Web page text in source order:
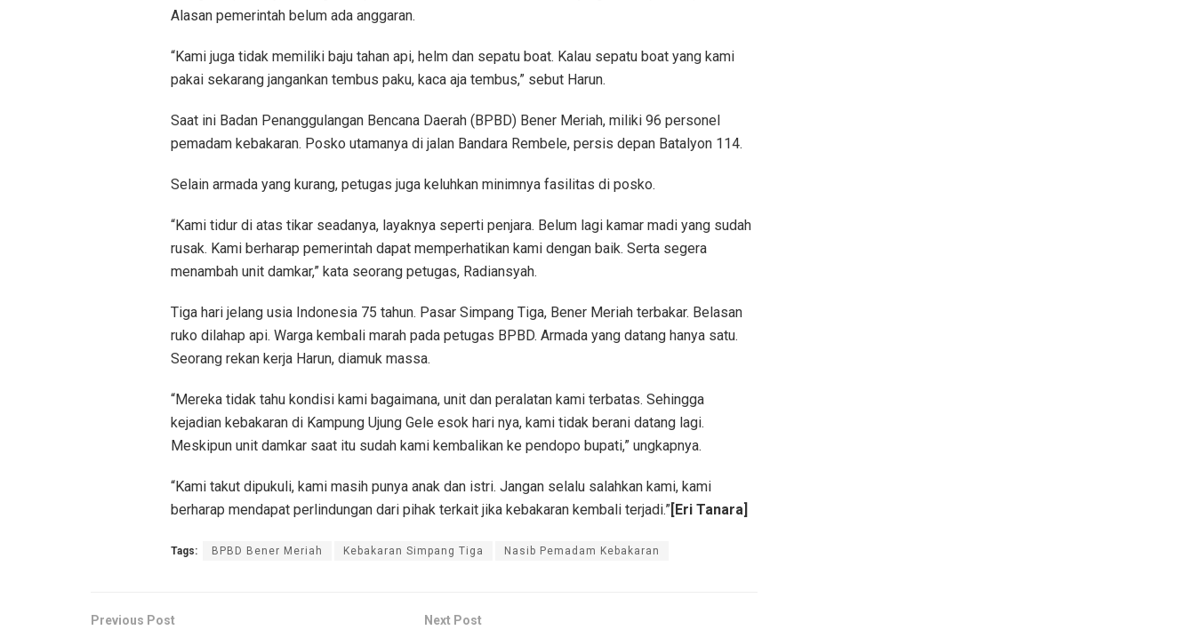
Alasan pemerintah belum ada anggaran.
“Kami juga tidak memiliki baju tahan api, helm dan sepatu boat. Kalau sepatu boat yang kami
pakai sekarang jangankan tembus paku, kaca aja tembus,” sebut Harun.
Saat ini Badan Penanggulangan Bencana Daerah (BPBD) Bener Meriah, miliki 96 personel
pemadam kebakaran. Posko utamanya di jalan Bandara Rembele, persis depan Batalyon 114.
Selain armada yang kurang, petugas juga keluhkan minimnya fasilitas di posko.
“Kami tidur di atas tikar seadanya, layaknya seperti penjara. Belum lagi kamar madi yang sudah
rusak. Kami berharap pemerintah dapat memperhatikan kami dengan baik. Serta segera
menambah unit damkar,” kata seorang petugas, Radiansyah.
Tiga hari jelang usia Indonesia 75 tahun. Pasar Simpang Tiga, Bener Meriah terbakar. Belasan
ruko dilahap api. Warga kembali marah pada petugas BPBD. Armada yang datang hanya satu.
Seorang rekan kerja Harun, diamuk massa.
“Mereka tidak tahu kondisi kami bagaimana, unit dan peralatan kami terbatas. Sehingga
kejadian kebakaran di Kampung Ujung Gele esok hari nya, kami tidak berani datang lagi.
Meskipun unit damkar saat itu sudah kami kembalikan ke pendopo bupati,” ungkapnya.
“Kami takut dipukuli, kami masih punya anak dan istri. Jangan selalu salahkan kami, kami
berharap mendapat perlindungan dari pihak terkait jika kebakaran kembali terjadi.”[Eri Tanara]
Tags: BPBD Bener Meriah Kebakaran Simpang Tiga Nasib Pemadam Kebakaran
Previous Post Next Post